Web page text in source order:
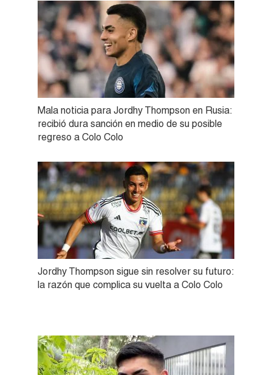
Mala noticia para Jordhy Thompson en Rusia:
recibió dura sanción en medio de su posible
regreso a Colo Colo
Jordhy Thompson sigue sin resolver su futuro:
la razón que complica su vuelta a Colo Colo